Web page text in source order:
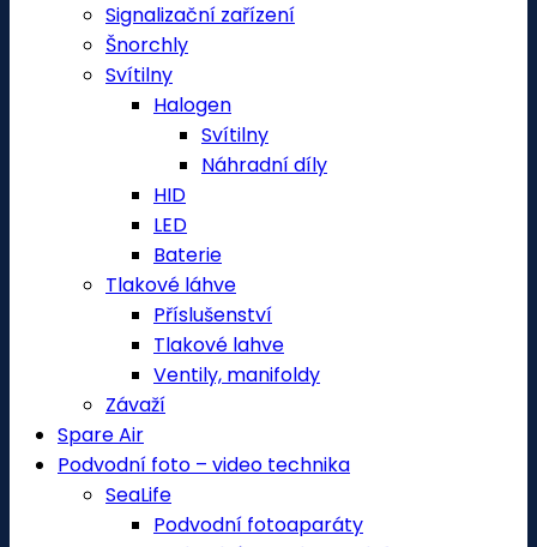
Signalizační zařízení
Šnorchly
Svítilny
Halogen
Svítilny
Náhradní díly
HID
LED
Baterie
Tlakové láhve
Příslušenství
Tlakové lahve
Ventily, manifoldy
Závaží
Spare Air
Podvodní foto – video technika
SeaLife
Podvodní fotoaparáty